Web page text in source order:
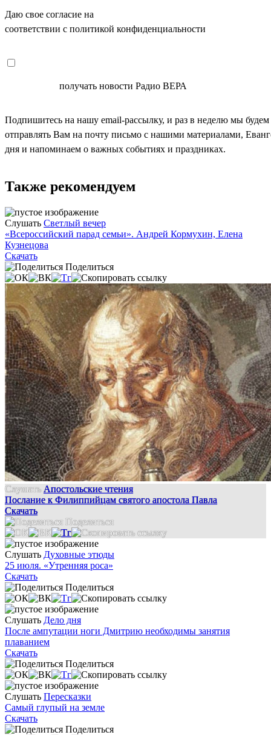
Даю свое согласие на
соответствии с политикой конфиденциальности
получать новости Радио ВЕРА
Подпишитесь на нашу email-рассылку, и раз в неделю мы будем
отправлять Вам на почту письмо с нашими материалами,
дня и напоминаем о важных событиях и праздниках.
Также рекомендуем
Слушать Светлый вечер
«Всероссийский парад семьи». Андрей Кормухин, Елена
Кузнецова
Скачать
Поделиться
Слушать Апостольские чтения
Послание к Филиппийцам святого апостола Павла
Скачать
Поделиться
Слушать Духовные этюды
25 июля. «Утренняя роса»
Скачать
Поделиться
Слушать Дело дня
После ампутации ноги Дмитрию необходимы занятия
плаванием
Скачать
Поделиться
Слушать Пересказки
Самый глупый на земле
Скачать
Поделиться